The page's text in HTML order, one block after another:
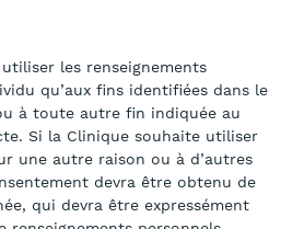
les renseignements
qu’aux fins identifiées dans le
à toute autre fin indiquée au
Si la Clinique souhaite utiliser
une autre raison ou à d’autres
devra être obtenu de
qui devra être expressément